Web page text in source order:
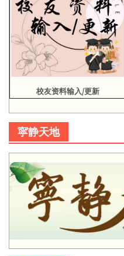
校友资料输入/更新
寜静天地